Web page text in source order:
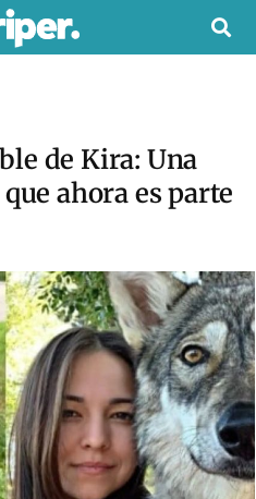
de Kira: Una
ahora es parte